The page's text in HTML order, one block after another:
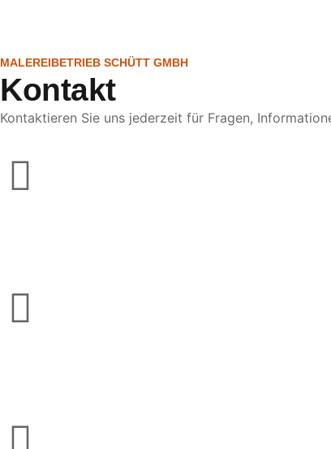
MALEREIBETRIEB SCHÜTT GMBH
Kontakt
Kontaktieren Sie uns jederzeit für Fragen,